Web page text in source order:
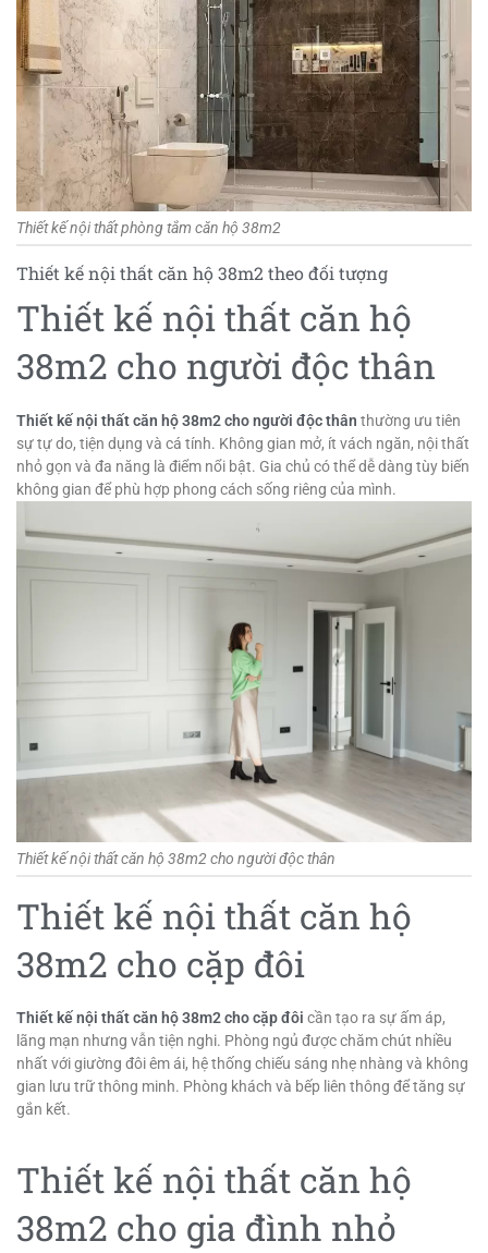
Thiết kế nội thất phòng tắm căn hộ 38m2
Thiết kế nội thất căn hộ 38m2 theo đối tượng
Thiết kế nội thất căn hộ
38m2 cho người độc thân
Thiết kế nội thất căn hộ 38m2 cho người độc thân thường ưu tiên
sự tự do, tiện dụng và cá tính. Không gian mở, ít vách ngăn, nội thất
nhỏ gọn và đa năng là điểm nổi bật. Gia chủ có thể dễ dàng tùy biến
không gian để phù hợp phong cách sống riêng của mình.
Thiết kế nội thất căn hộ 38m2 cho người độc thân
Thiết kế nội thất căn hộ
38m2 cho cặp đôi
Thiết kế nội thất căn hộ 38m2 cho cặp đôi cần tạo ra sự ấm áp,
lãng mạn nhưng vẫn tiện nghi. Phòng ngủ được chăm chút nhiều
nhất với giường đôi êm ái, hệ thống chiếu sáng nhẹ nhàng và không
gian lưu trữ thông minh. Phòng khách và bếp liên thông để tăng sự
gắn kết.
Thiết kế nội thất căn hộ
38m2 cho gia đình nhỏ